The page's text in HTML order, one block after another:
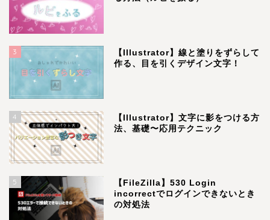
3
【Illustrator】線と塗りをずらして
作る、目を引くデザイン文字！
4
【Illustrator】文字に影をつける方
法、基礎〜応用テクニック
5
【FileZilla】530 Login
incorrectでログインできないとき
の対処法